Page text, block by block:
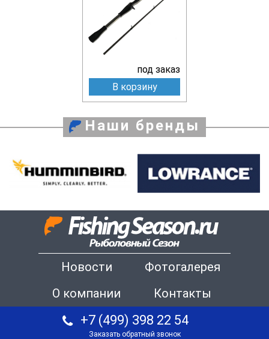
под заказ
В корзину
Наши бренды
Новости
Фотогалерея
О компании
Контакты
+7 (499) 398 22 54
Заказать обратный звонок